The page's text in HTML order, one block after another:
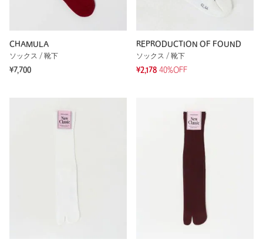
CHAMULA
ソックス / 靴下
¥7,700
REPRODUCTION OF FOUND
ソックス / 靴下
¥2,178 40%OFF